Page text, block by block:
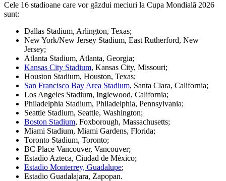
Cele 16 stadioane care vor găzdui meciuri la Cupa Mondială 2026
sunt:
Dallas Stadium, Arlington, Texas;
New York/New Jersey Stadium, East Rutherford, New
Jersey;
Atlanta Stadium, Atlanta, Georgia;
Kansas City Stadium, Kansas City, Missouri;
Houston Stadium, Houston, Texas;
San Francisco Bay Area Stadium, Santa Clara, California;
Los Angeles Stadium, Inglewood, California;
Philadelphia Stadium, Philadelphia, Pennsylvania;
Seattle Stadium, Seattle, Washington;
Boston Stadium, Foxborough, Massachusetts;
Miami Stadium, Miami Gardens, Florida;
Toronto Stadium, Toronto;
BC Place Vancouver, Vancouver;
Estadio Azteca, Ciudad de México;
Estadio Monterrey, Guadalupe;
Estadio Guadalajara, Zapopan.